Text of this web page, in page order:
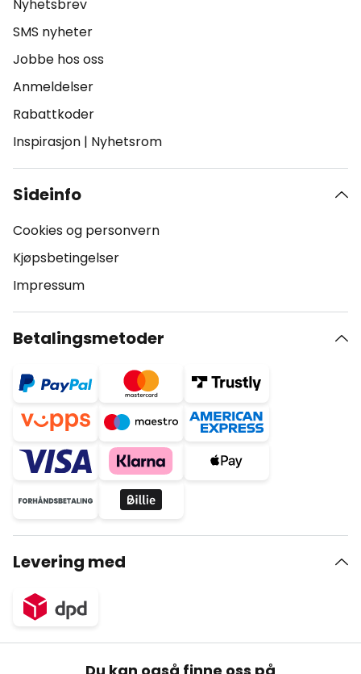
Nyhetsbrev
SMS nyheter
Jobbe hos oss
Anmeldelser
Rabattkoder
Inspirasjon | Nyhetsrom
Sideinfo
Cookies og personvern
Kjøpsbetingelser
Impressum
Betalingsmetoder
Levering med